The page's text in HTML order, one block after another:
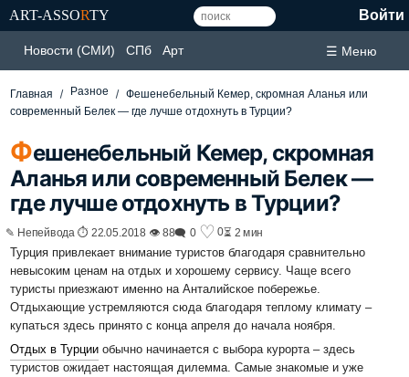
ART-ASSORTY Войти
Новости (СМИ) СПб Арт ☰ Меню
Главная Разное
Фешенебельный Кемер, скромная Аланья или
современный Белек — где лучше отдохнуть в Турции?
Фешенебельный Кемер, скромная
Аланья или современный Белек —
где лучше отдохнуть в Турции?
✎ Непейвода ⏱ 22.05.2018 👁 88🗨 0 ♡ 0⏳ 2 мин
Турция привлекает внимание туристов благодаря сравнительно
невысоким ценам на отдых и хорошему сервису. Чаще всего
туристы приезжают именно на Анталийское побережье.
Отдыхающие устремляются сюда благодаря теплому климату –
купаться здесь принято с конца апреля до начала ноября.
Отдых в Турции обычно начинается с выбора курорта – здесь
туристов ожидает настоящая дилемма. Самые знакомые и уже